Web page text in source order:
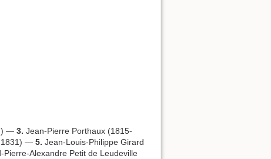
— 3. Jean-Pierre Porthaux (1815-
1831) — 5. Jean-Louis-Philippe Girard
Pierre-Alexandre Petit de Leudeville